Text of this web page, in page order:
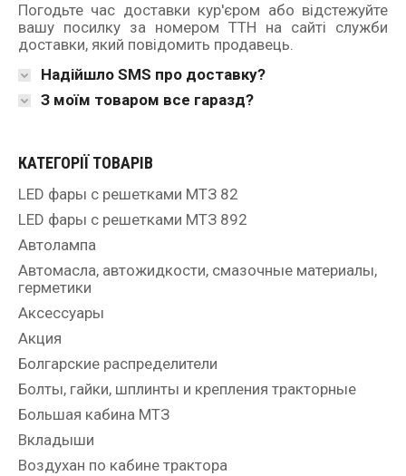
Погодьте час доставки кур'єром або відстежуйте
вашу посилку за номером ТТН на сайті служби
доставки, який повідомить продавець.
Надійшло SMS про доставку?
З моїм товаром все гаразд?
КАТЕГОРІЇ ТОВАРІВ
LED фары с решетками МТЗ 82
LED фары с решетками МТЗ 892
Автолампа
Автомасла, автожидкости, смазочные материалы,
герметики
Аксессуары
Акция
Болгарские распределители
Болты, гайки, шплинты и крепления тракторные
Большая кабина МТЗ
Вкладыши
Воздухан по кабине трактора